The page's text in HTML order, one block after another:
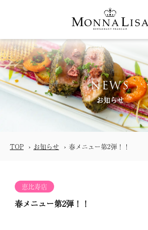
NEWS
お知らせ
TOP お知らせ 春メニュー第2弾！！
恵比寿店
春メニュー第2弾！！